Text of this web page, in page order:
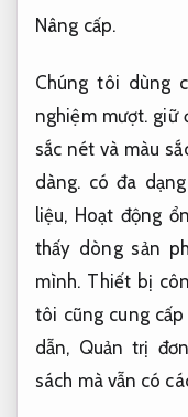
Nâng cấp.
Chúng tôi dùng
nghiệm mượt. giữ
sắc nét và màu
dàng. có đa
liệu, Hoạt động
thấy dòng sản
mình. Thiết bị
tôi cũng cung
dẫn, Quản trị
sách mà vẫn có